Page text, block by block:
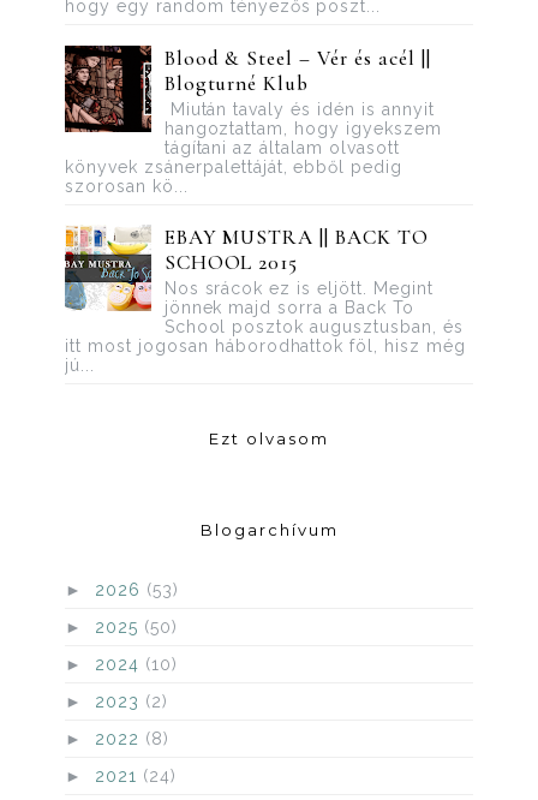
hogy egy random tényezős poszt...
Blood ​& Steel – Vér és acél ||
Blogturné Klub
Miután tavaly és idén is annyit
hangoztattam, hogy igyekszem
tágítani az általam olvasott
könyvek zsánerpalettáját, ebből pedig
szorosan kö...
EBAY MUSTRA || BACK TO
SCHOOL 2015
Nos srácok ez is eljött. Megint
jönnek majd sorra a Back To
School posztok augusztusban, és
itt most jogosan háborodhattok föl, hisz még
jú...
Ezt olvasom
Blogarchívum
► 2026 (53)
► 2025 (50)
► 2024 (10)
► 2023 (2)
► 2022 (8)
► 2021 (24)